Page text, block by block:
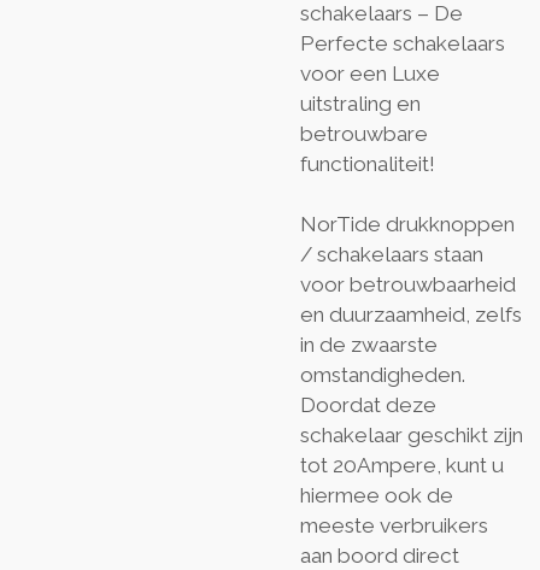
schakelaars – De
Perfecte schakelaars
voor een Luxe
uitstraling en
betrouwbare
functionaliteit!
NorTide drukknoppen
/ schakelaars staan
voor betrouwbaarheid
en duurzaamheid, zelfs
in de zwaarste
omstandigheden.
Doordat deze
schakelaar geschikt zijn
tot 20Ampere, kunt u
hiermee ook de
meeste verbruikers
aan boord direct